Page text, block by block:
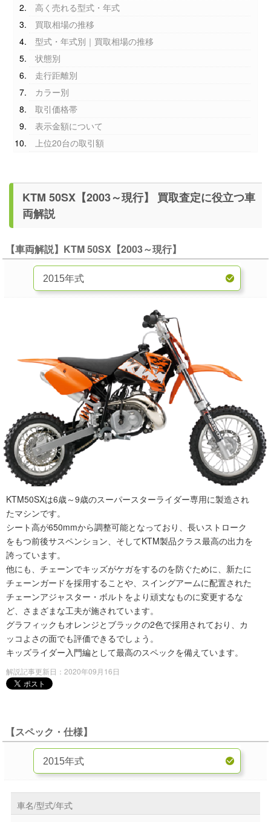
高く売れる型式・年式
買取相場の推移
型式・年式別｜買取相場の推移
状態別
走行距離別
カラー別
取引価格帯
表示金額について
上位20台の取引額
KTM 50SX【2003～現行】 買取査定に役立つ車
両解説
【車両解説】KTM 50SX【2003～現行】
KTM50SXは6歳～9歳のスーパースターライダー専用に製造され
たマシンです。
シート高が650mmから調整可能となっており、長いストローク
をもつ前後サスペンション、そしてKTM製品クラス最高の出力を
誇っています。
他にも、チェーンでキッズがケガをするのを防ぐために、新たに
チェーンガードを採用することや、スイングアームに配置された
チェーンアジャスター・ボルトをより頑丈なものに変更するな
ど、さまざまな工夫が施されています。
グラフィックもオレンジとブラックの2色で採用されており、カ
ッコよさの面でも評価できるでしょう。
キッズライダー入門編として最高のスペックを備えています。
解説記事更新日：2020年09月16日
【スペック・仕様】
車名/型式/年式